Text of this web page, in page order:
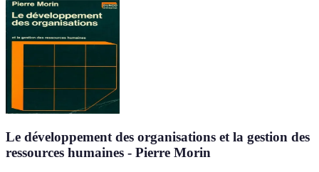
Le développement des organisations et la gestion des
ressources humaines - Pierre Morin